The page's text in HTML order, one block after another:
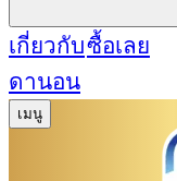
เกี่ยวกับ
ดานอน
ซื้อเลย
เมนู